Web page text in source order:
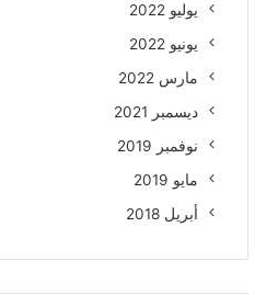
يوليو 2022
يونيو 2022
مارس 2022
ديسمبر 2021
نوفمبر 2019
مايو 2019
أبريل 2018